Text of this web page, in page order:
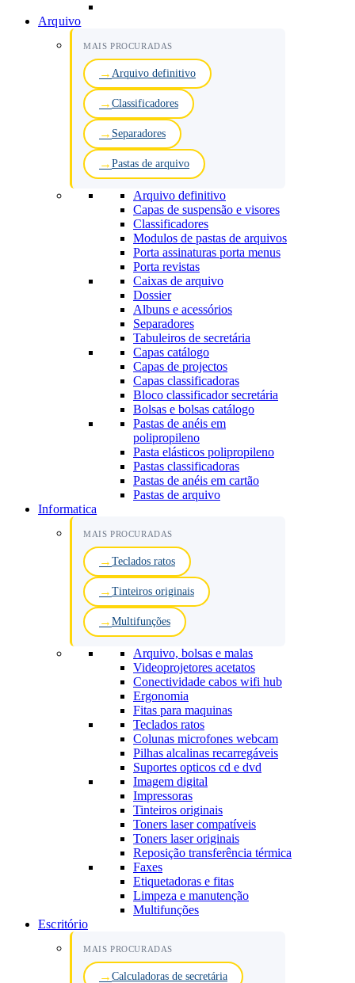
Arquivo
MAIS PROCURADAS
Arquivo definitivo
Classificadores
Separadores
Pastas de arquivo
Arquivo definitivo
Capas de suspensão e visores
Classificadores
Modulos de pastas de arquivos
Porta assinaturas porta menus
Porta revistas
Caixas de arquivo
Dossier
Albuns e acessórios
Separadores
Tabuleiros de secretária
Capas catálogo
Capas de projectos
Capas classificadoras
Bloco classificador secretária
Bolsas e bolsas catálogo
Pastas de anéis em
polipropileno
Pasta elásticos polipropileno
Pastas classificadoras
Pastas de anéis em cartão
Pastas de arquivo
Informatica
MAIS PROCURADAS
Teclados ratos
Tinteiros originais
Multifunções
Arquivo, bolsas e malas
Videoprojetores acetatos
Conectividade cabos wifi hub
Ergonomia
Fitas para maquinas
Teclados ratos
Colunas microfones webcam
Pilhas alcalinas recarregáveis
Suportes opticos cd e dvd
Imagem digital
Impressoras
Tinteiros originais
Toners laser compatíveis
Toners laser originais
Reposição transferência térmica
Faxes
Etiquetadoras e fitas
Limpeza e manutenção
Multifunções
Escritório
MAIS PROCURADAS
Calculadoras de secretária